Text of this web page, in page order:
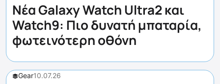
Νέα Galaxy Watch Ultra2 και
Watch9: Πιο δυνατή μπαταρία,
φωτεινότερη οθόνη
Gear10.07.26